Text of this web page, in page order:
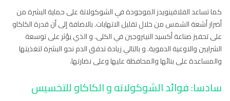
كما تساعد الفلافينويدز الموجودة في الشوكولاتة على حماية البشرة من
أضرار أشعة الشمس من خلال تقليل الاتهابات. بالاضافة إلى أن قدرة الكاكاو
على تحفيز صناعة أكسيد النيتروجين في الكلى. و الذي يؤثر على توسعة
الشرايين والاوعية الدموية. و بالتالي زيادة تدفق الدم نحو البشرة لتغذيتها
والمساعدة على بنائها والمحافظة عليها وعلى نضارتها.
سادسا: فوائد الشوكولاته و الكاكاو للتخسيس